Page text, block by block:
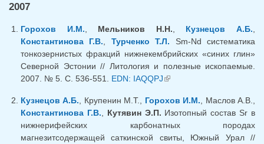
2007
Горохов И.М. Мельников Н.Н. Кузнецов А.Б.
Константинова Г.В.
Турченко Т.Л. Sm-Nd систематика
тонкозернистых фракций нижнекембрийских «синих глин»
Северной Эстонии // Литология и полезные ископаемые.
2007. № 5. С. 536-551. EDN: IAQQPJ(внешняя ссылка)
Кузнецов А.Б. , Крупенин М.Т., Горохов И.М. , Маслов А.В.,
Константинова Г.В.
Кутявин Э.П. Изотопный состав Sr в
нижнерифейских карбонатных породах
магнезитсодержащей саткинской свиты, Южный Урал //